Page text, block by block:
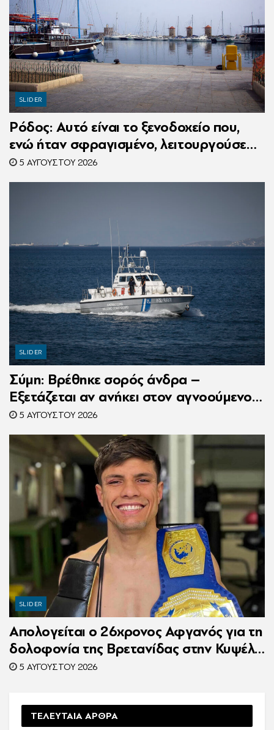
SLIDER
Ρόδος: Αυτό είναι το ξενοδοχείο που,
ενώ ήταν σφραγισμένο, λειτουργούσε
κανονικά με 216 πελάτες – Συνελήφθη η
συνιδιοκτήτρια
5 ΑΥΓΟΎΣΤΟΥ 2026
SLIDER
Σύμη: Βρέθηκε σορός άνδρα –
Εξετάζεται αν ανήκει στον αγνοούμενο
Γερμανό τουρίστα
5 ΑΥΓΟΎΣΤΟΥ 2026
SLIDER
Απολογείται ο 26χρονος Αφγανός για τη
δολοφονία της Βρετανίδας στην Κυψέλη
– Η ιστορία του είχε γίνει ντοκιμαντέρ
5 ΑΥΓΟΎΣΤΟΥ 2026
ΤΕΛΕΥΤΑΙΑ ΑΡΘΡΑ